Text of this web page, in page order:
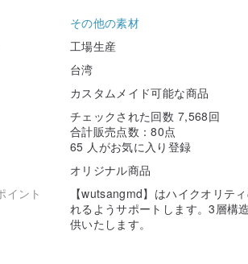
その他の素材
工場生産
台湾
カスタムメイド可能な商品
チェックされた回数 7,568回
合計販売点数：80点
65 人がお気に入り登録
オリジナル商品
イント
【wutsangmd】はハイクオリテ
れるようサポートします。3層構
供いたします。